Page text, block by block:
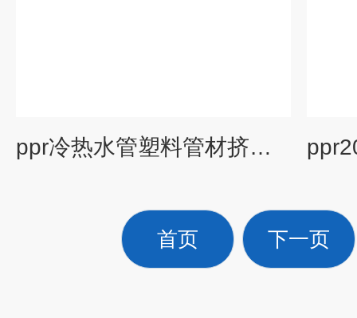
ppr冷热水管塑料管材挤出机生产线 塑料水管机器
首页 下一页